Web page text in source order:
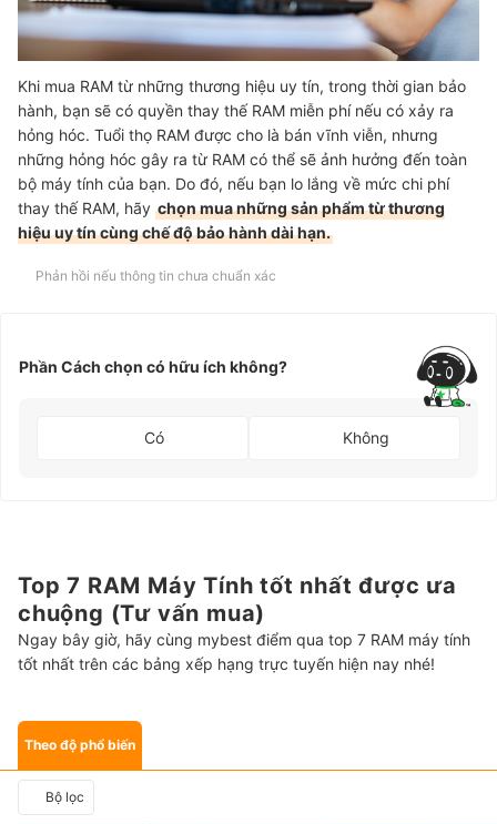
Khi mua RAM từ những thương hiệu uy tín, trong thời gian bảo
hành, bạn sẽ có quyền thay thế RAM miễn phí nếu có xảy ra
hỏng hóc. Tuổi thọ RAM được cho là bán vĩnh viễn, nhưng
những hỏng hóc gây ra từ RAM có thể sẽ ảnh hưởng đến toàn
bộ máy tính của bạn. Do đó, nếu bạn lo lắng về mức chi phí
thay thế RAM, hãy chọn mua những sản phẩm từ thương
hiệu uy tín cùng chế độ bảo hành dài hạn.
Phản hồi nếu thông tin chưa chuẩn xác
Phần Cách chọn có hữu ích không?
Có Không
Top 7 RAM Máy Tính tốt nhất được ưa
chuộng (Tư vấn mua)
Ngay bây giờ, hãy cùng mybest điểm qua top 7 RAM máy tính
tốt nhất trên các bảng xếp hạng trực tuyến hiện nay nhé!
Theo độ phổ biến
Bộ lọc